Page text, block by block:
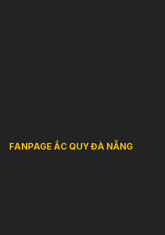
FANPAGE ẮC QUY ĐÀ NẴNG